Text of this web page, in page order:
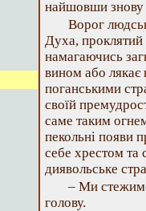
найшовши знову
Ворог
Духа,
намагаючись
вином або
поганськими
своїй
саме таким
пекольні появи
себе хрестом та
диявольське
– Ми
голову.